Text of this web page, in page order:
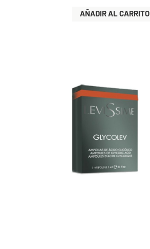
AÑADIR AL CARRITO